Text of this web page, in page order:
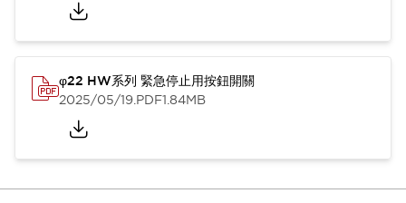
φ22 HW系列 緊急停止用按鈕開關
2025/05/19.PDF1.84MB